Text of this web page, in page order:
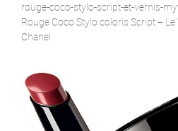
rouge-coco-stylo-script-et-vernis-
Rouge Coco Stylo coloris Script +
Chanel